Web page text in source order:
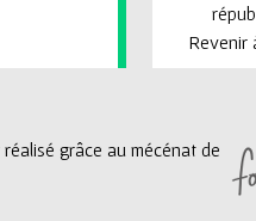
Revenir
grâce au mécénat de